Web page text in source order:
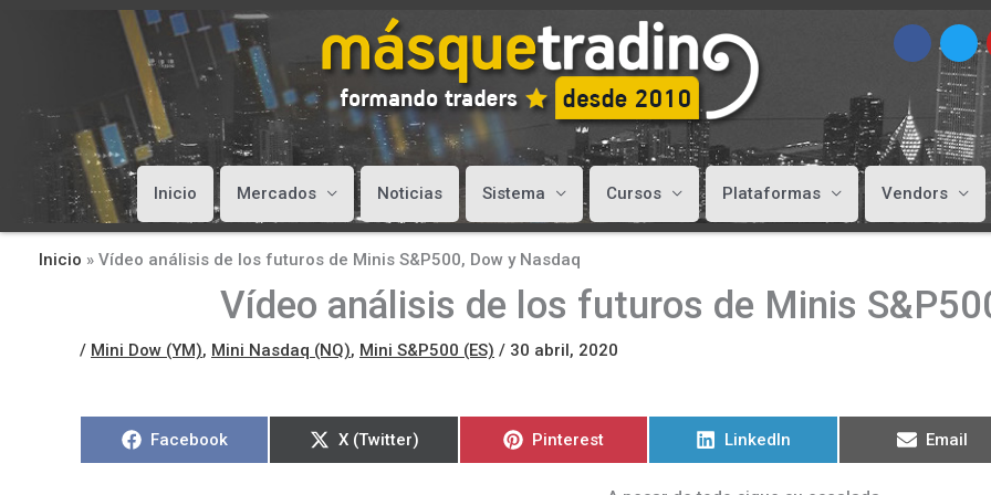
Inicio Mercados Noticias Sistema Cursos Plataformas Vendors
Inicio » Vídeo análisis de los futuros de Minis S&P500, Dow y Nasdaq
Vídeo análisis de los futuros de Minis
/ Mini Dow (YM), Mini Nasdaq (NQ), Mini S&P500 (ES) / 30 abril, 2020
Compartir
Facebook
Compartir
en
X (Twitter)
Compartir
Pinterest
Compartir
LinkedIn Email